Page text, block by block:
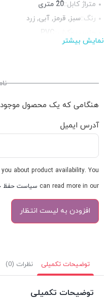
متراژ کابل::20 متری
رنگ::سبز, قرمز, آبی, زرد
PVC
روکش فویل::
نمایش بیشتر
هنگامی که یک محصول
آدرس ایمیل
about product availability. You
can read more in our سیاست حفظ
توضیحات تکمیلی نظرات (0)
توضیحات تکمیلی